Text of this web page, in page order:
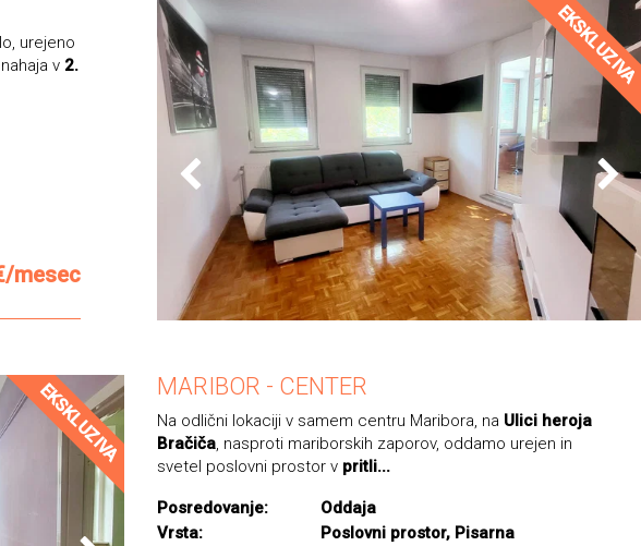
EKSKLUZIVA
urejeno
v 2.
mesec
EKSKLUZIVA MARIBOR - CENTER
Na odlični lokaciji v samem centru Maribora, na Ulici heroja
Bračiča, nasproti mariborskih zaporov, oddamo urejen in
svetel poslovni prostor v pritli...
Posredovanje:
Oddaja
Vrsta:
Poslovni prostor, Pisarna